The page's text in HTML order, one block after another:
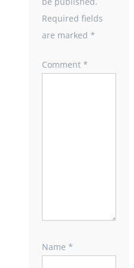
Required fields
are marked *
Comment *
Name *